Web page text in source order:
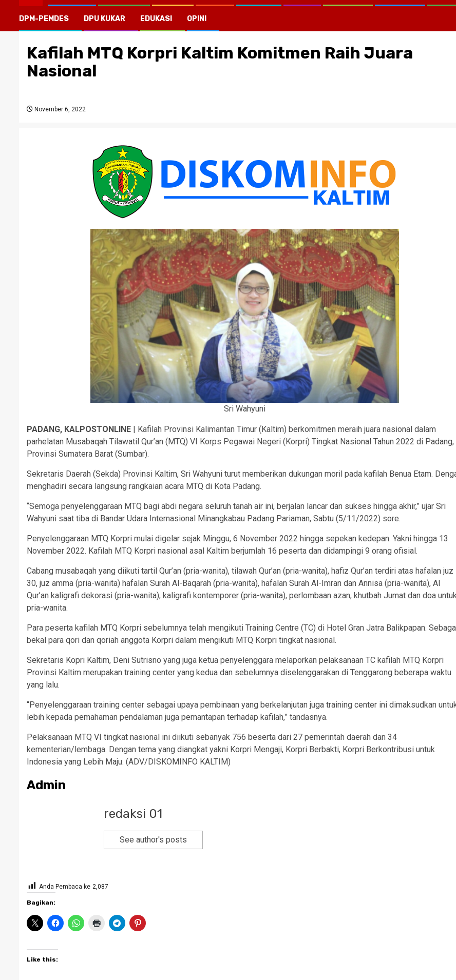
DPM-PEMDES DPU KUKAR EDUKASI OPINI
Kafilah MTQ Korpri Kaltim Komitmen Raih Juara
Nasional
November 6, 2022
Sri Wahyuni
PADANG, KALPOSTONLINE | Kafilah Provinsi Kalimantan Timur (Kaltim) berkomitmen meraih juara nasional dalam
parhelatan Musabaqah Tilawatil Qur’an (MTQ) VI Korps Pegawai Negeri (Korpri) Tingkat Nasional Tahun 2022 di Padang,
Provinsi Sumatera Barat (Sumbar).
Sekretaris Daerah (Sekda) Provinsi Kaltim, Sri Wahyuni turut memberikan dukungan moril pada kafilah Benua Etam.
menghadiri secara langsung rangkaian acara MTQ di Kota Padang.
“Semoga penyelenggaraan MTQ bagi abdi negara seluruh tanah air ini, berjalan lancar dan sukses hingga akhir,” ujar Sri
Wahyuni saat tiba di Bandar Udara Internasional Minangkabau Padang Pariaman, Sabtu (5/11/2022) sore.
Penyelenggaraan MTQ Korpri mulai digelar sejak Minggu, 6 November 2022 hingga sepekan kedepan. Yakni hingga 13
November 2022. Kafilah MTQ Korpri nasional asal Kaltim berjumlah 16 peserta dan didampingi 9 orang ofisial.
Cabang musabaqah yang diikuti tartil Qur’an (pria-wanita), tilawah Qur’an (pria-wanita), hafiz Qur’an terdiri atas hafalan juz
30, juz amma (pria-wanita) hafalan Surah Al-Baqarah (pria-wanita), hafalan Surah Al-Imran dan Annisa (pria-wanita), Al
Qur’an kaligrafi dekorasi (pria-wanita), kaligrafi kontemporer (pria-wanita), perlombaan azan, khutbah Jumat dan doa
pria-wanita.
Para peserta kafilah MTQ Korpri sebelumnya telah mengikuti Training Centre (TC) di Hotel Gran Jatra Balikpapan.
bekal para qori dan qoriah anggota Korpri dalam mengikuti MTQ Korpri tingkat nasional.
Sekretaris Kopri Kaltim, Deni Sutrisno yang juga ketua penyelenggara melaporkan pelaksanaan TC kafilah MTQ Korpri
Provinsi Kaltim merupakan training center yang kedua dan sebelumnya diselenggarakan di Tenggarong beberapa waktu
yang lalu.
“Penyelenggaraan training center sebagai upaya pembinaan yang berkelanjutan juga training center ini dimaksudkan
lebih kepada pemahaman pendalaman juga pemantapan terhadap kafilah,” tandasnya.
Pelaksanaan MTQ VI tingkat nasional ini diikuti sebanyak 756 beserta dari 27 pemerintah daerah dan 34
kementerian/lembaga. Dengan tema yang diangkat yakni Korpri Mengaji, Korpri Berbakti, Korpri Berkontribusi untuk
Indonesia yang Lebih Maju. (ADV/DISKOMINFO KALTIM)
Admin
redaksi 01
See author's posts
Anda Pembaca ke 2,087
Bagikan:
Like this: